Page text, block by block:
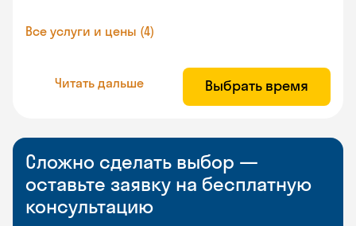
Все услуги и цены (4)
Читать дальше Выбрать время
Сложно сделать выбор —
оставьте заявку на бесплатную
консультацию